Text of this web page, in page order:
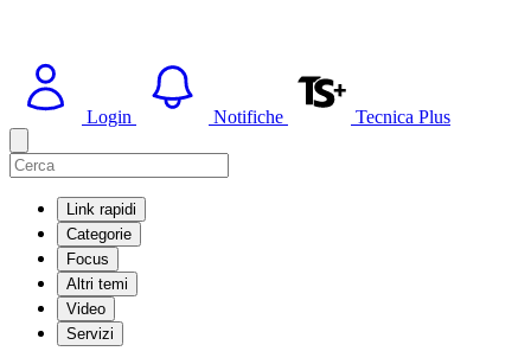
Login Notifiche Tecnica Plus
Link rapidi
Categorie
Focus
Altri temi
Video
Servizi